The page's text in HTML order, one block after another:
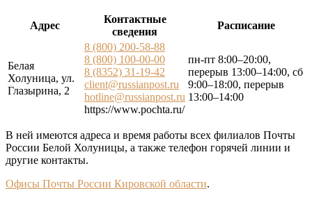
Адрес
Контактные
сведения
Расписание
Белая
Холуница, ул.
Глазырина, 2
8 (800) 200-58-88
8 (800) 100-00-00
8 (8352) 31-19-42
client@russianpost.ru
hotline@russianpost.ru
https://www.pochta.ru/
пн-пт 8:00–20:00,
перерыв 13:00–14:00, сб
9:00–18:00, перерыв
13:00–14:00
В ней имеются адреса и время работы всех филиалов Почты
России Белой Холуницы, а также телефон горячей линии и
другие контакты.
Офисы Почты России Кировской области.